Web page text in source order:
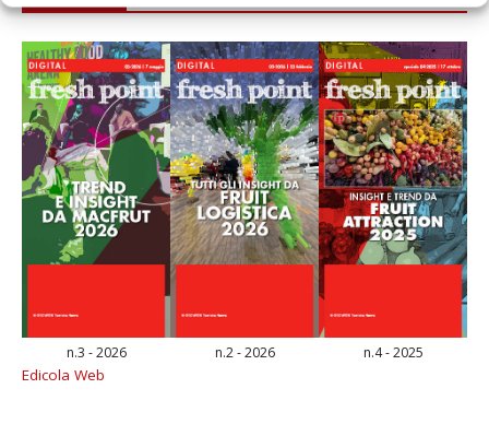
n.3 - 2026 n.2 - 2026 n.4 - 2025
Edicola Web